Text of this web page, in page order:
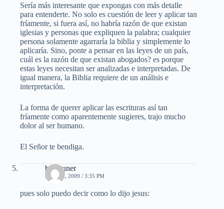
Sería más interesante que expongas con más detalle
para entenderte. No solo es cuestión de leer y aplicar tan
fríamente, si fuera así, no habría razón de que existan
iglesias y personas que expliquen la palabra; cualquier
persona solamente agarraría la biblia y simplemente lo
aplicaría. Sino, ponte a pensar en las leyes de un país,
cuál es la razón de que existan abogados? es porque
estas leyes necesitan ser analizadas e interpretadas. De
igual manera, la Biblia requiere de un análisis e
interpretación.
La forma de querer aplicar las escrituras así tan
fríamente como aparentemente sugieres, trajo mucho
dolor al ser humano.
El Señor te bendiga.
ben auner
JULIO 2, 2009 / 3:35 PM
pues solo puedo decir como lo dijo jesus: